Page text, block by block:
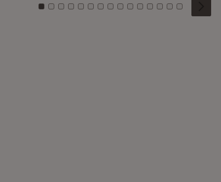
Zu Kachel: 0
Zu Kachel: 1
Zu Kachel: 2
Zu Kachel: 3
Zu Kachel: 4
Zu Kachel: 5
Zu Kachel: 6
Zu Kachel: 7
Zu Kachel: 8
Zu Kachel: 9
Zu Kachel: 10
Zu Kachel: 11
Zu Kachel: 12
Zu Kachel:
Zu